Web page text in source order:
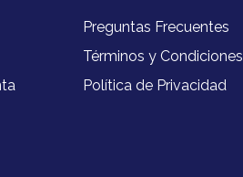
Preguntas Frecuentes
Términos y Condiciones
Política de Privacidad